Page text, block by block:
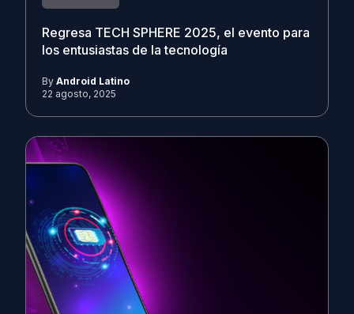
Regresa TECH SPHERE 2025, el evento para
los entusiastas de la tecnología
By Android Latino
22 agosto, 2025